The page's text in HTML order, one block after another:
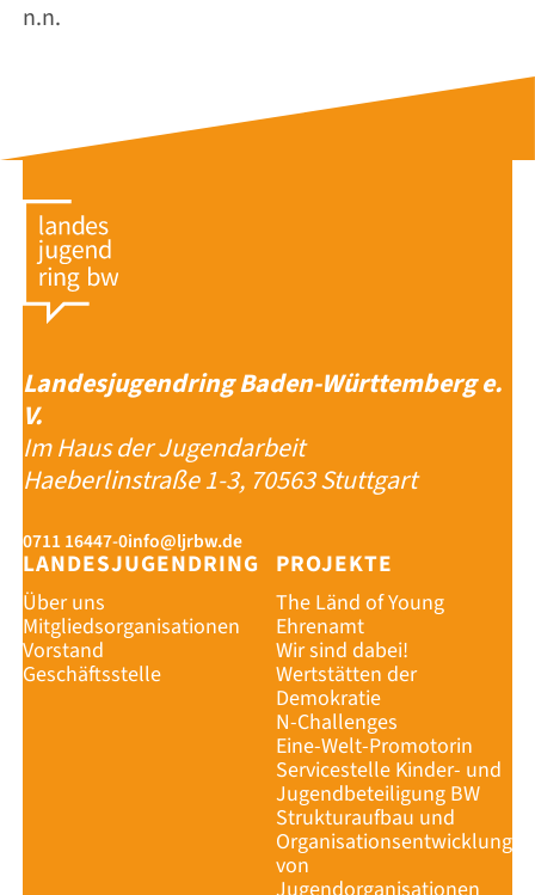
n.n.
Landesjugendring Baden-Württemberg e.
V.
Im Haus der Jugendarbeit
Haeberlinstraße 1-3, 70563 Stuttgart
0711 16447-0info@ljrbw.de
LANDESJUGENDRING
Über uns
Mitgliedsorganisationen
Vorstand
Geschäftsstelle
PROJEKTE
The Länd of Young
Ehrenamt
Wir sind dabei!
Wertstätten der
Demokratie
N-Challenges
Eine-Welt-Promotorin
Servicestelle Kinder- und
Jugendbeteiligung BW
Strukturaufbau und
Organisationsentwicklung
von